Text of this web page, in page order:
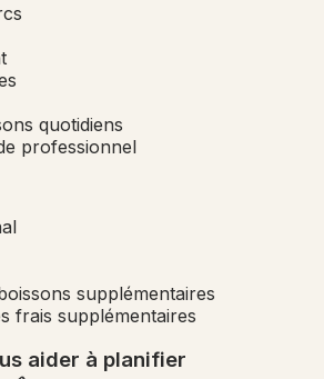
quotidiens
professionnel
supplémentaires
frais supplémentaires
aider à planifier